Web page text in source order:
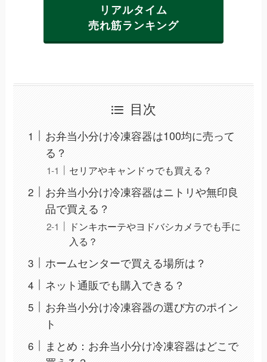
リアルタイム
売れ筋ランキング
目次
お弁当小分け冷凍容器は100均に売って
る？
セリアやキャンドゥでも買える？
お弁当小分け冷凍容器はニトリや無印良
品で買える？
ドンキホーテやヨドバシカメラでも手に
入る？
ホームセンターで買える場所は？
ネット通販でも購入できる？
お弁当小分け冷凍容器の選び方のポイン
ト
まとめ：お弁当小分け冷凍容器はどこで